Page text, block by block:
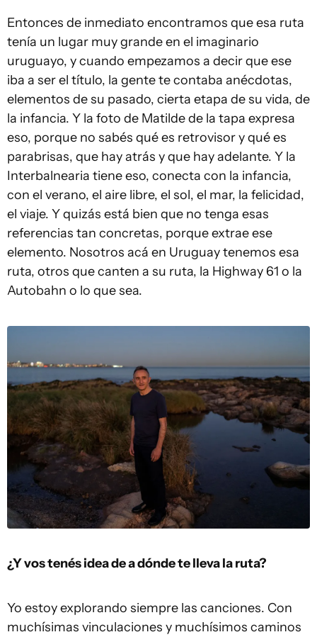
Entonces de inmediato encontramos que esa ruta
tenía un lugar muy grande en el imaginario
uruguayo, y cuando empezamos a decir que ese
iba a ser el título, la gente te contaba anécdotas,
elementos de su pasado, cierta etapa de su vida, de
la infancia. Y la foto de Matilde de la tapa expresa
eso, porque no sabés qué es retrovisor y qué es
parabrisas, que hay atrás y que hay adelante. Y la
Interbalnearia tiene eso, conecta con la infancia,
con el verano, el aire libre, el sol, el mar, la felicidad,
el viaje. Y quizás está bien que no tenga esas
referencias tan concretas, porque extrae ese
elemento. Nosotros acá en Uruguay tenemos esa
ruta, otros que canten a su ruta, la Highway 61 o la
Autobahn o lo que sea.
¿Y vos tenés idea de a dónde te lleva la ruta?
Yo estoy explorando siempre las canciones. Con
muchísimas vinculaciones y muchísimos caminos